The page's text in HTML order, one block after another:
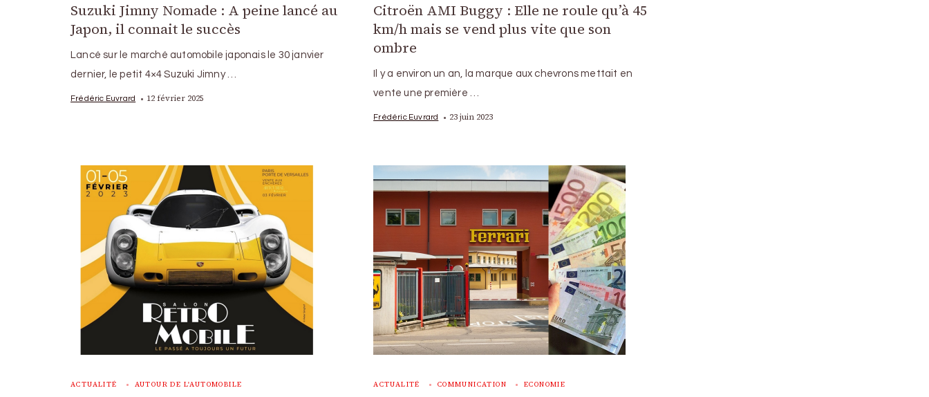
Suzuki Jimny Nomade : A peine lancé au
Japon, il connait le succès
Lancé sur le marché automobile japonais le 30 janvier
dernier, le petit 4×4 Suzuki Jimny …
Frédéric Euvrard 12 février 2025
Citroën AMI Buggy : Elle ne roule qu’à 45
km/h mais se vend plus vite que son
ombre
Il y a environ un an, la marque aux chevrons mettait en
vente une première …
Frédéric Euvrard 23 juin 2023
ACTUALITÉ AUTOUR DE L'AUTOMOBILE ACTUALITÉ COMMUNICATION ECONOMIE